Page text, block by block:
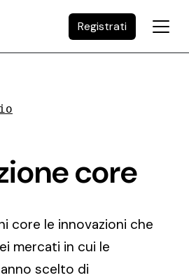
Registrati
core
core le innovazioni che
mercati in cui le
scelto di